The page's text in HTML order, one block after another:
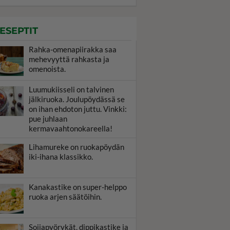
Rahka-omenapiirakka saa
mehevyyttä rahkasta ja
omenoista.
Luumukiisseli on talvinen
jälkiruoka. Joulupöydässä se
on ihan ehdoton juttu. Vinkki:
pue juhlaan
kermavaahtonokareella!
Lihamureke on ruokapöydän
iki-ihana klassikko.
Kanakastike on super-helppo
ruoka arjen säätöihin.
Soijapyörykät, dippikastike ja